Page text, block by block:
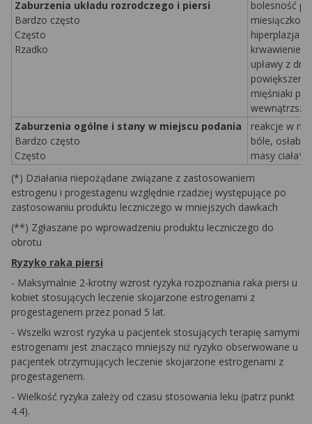
Zaburzenia układu rozrodczego i piersi
Bardzo często
Często
Rzadko
bolesność
hiperplazja
krwawienie
upławy z
mięśniaki
Zaburzenia ogólne i stany w miejscu podania
Bardzo często
Często
reakcje w
bóle,
masy ciała*
(*) Działania niepożądane związane z zastosowaniem
estrogenu i progestagenu względnie rzadziej występujące po
zastosowaniu produktu leczniczego w mniejszych dawkach
(**) Zgłaszane po wprowadzeniu produktu leczniczego do
obrotu
Ryzyko raka piersi
- Maksymalnie 2-krotny wzrost ryzyka rozpoznania raka piersi u
kobiet stosujących leczenie skojarzone estrogenami z
progestagenem przez ponad 5 lat.
- Wszelki wzrost ryzyka u pacjentek stosujących terapię samymi
estrogenami jest znacząco mniejszy niż ryzyko obserwowane u
pacjentek otrzymujących leczenie skojarzone estrogenami z
progestagenem.
- Wielkość ryzyka zależy od czasu stosowania leku (patrz punkt
4.4).